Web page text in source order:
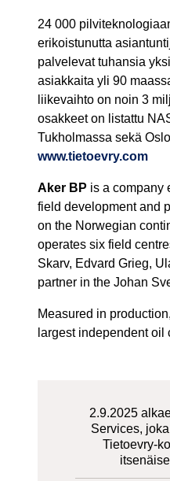
24 000
erikoistunutta
palvelevat tuhansia
asiakkaita yli 90
liikevaihto on noin 3
osakkeet on listattu
Tukholmassa sekä
www.tietoevry.com
Aker BP is a company
field development and
on the Norwegian
operates six field
Skarv, Edvard Grieg,
partner in the Johan
Measured in
largest independent
2.9.2025
Services,
Tietoevry-